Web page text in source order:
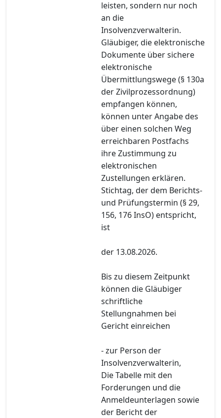
leisten, sondern nur noch
an die
Insolvenzverwalterin.
Gläubiger, die elektronische
Dokumente über sichere
elektronische
Übermittlungswege (§ 130a
der Zivilprozessordnung)
empfangen können,
können unter Angabe des
über einen solchen Weg
erreichbaren Postfachs
ihre Zustimmung zu
elektronischen
Zustellungen erklären.
Stichtag, der dem Berichts-
und Prüfungstermin (§ 29,
156, 176 InsO) entspricht,
ist
der 13.08.2026.
Bis zu diesem Zeitpunkt
können die Gläubiger
schriftliche
Stellungnahmen bei
Gericht einreichen
- zur Person der
Insolvenzverwalterin,
Die Tabelle mit den
Forderungen und die
Anmeldeunterlagen sowie
der Bericht der